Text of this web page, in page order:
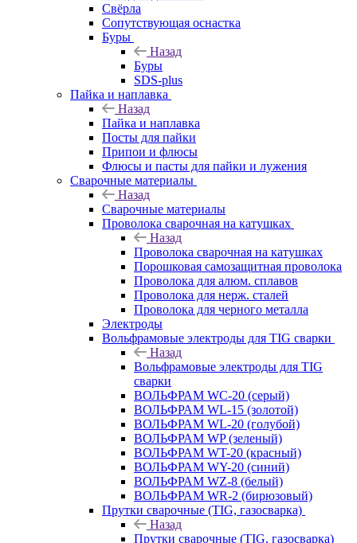
Свёрла
Сопутствующая оснастка
Буры
Назад
Буры
SDS-plus
Пайка и наплавка
Назад
Пайка и наплавка
Посты для пайки
Припои и флюсы
Флюсы и пасты для пайки и лужения
Сварочные материалы
Назад
Сварочные материалы
Проволока сварочная на катушках
Назад
Проволока сварочная на катушках
Порошковая самозащитная проволока
Проволока для алюм. сплавов
Проволока для нерж. сталей
Проволока для черного металла
Электроды
Вольфрамовые электроды для TIG сварки
Назад
Вольфрамовые электроды для TIG
сварки
ВОЛЬФРАМ WC-20 (серый)
ВОЛЬФРАМ WL-15 (золотой)
ВОЛЬФРАМ WL-20 (голубой)
ВОЛЬФРАМ WP (зеленый)
ВОЛЬФРАМ WT-20 (красный)
ВОЛЬФРАМ WY-20 (синий)
ВОЛЬФРАМ WZ-8 (белый)
ВОЛЬФРАМ WR-2 (бирюзовый)
Прутки сварочные (TIG, газосварка)
Назад
Прутки сварочные (TIG, газосварка)